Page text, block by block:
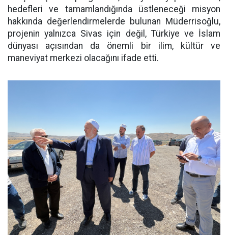
hedefleri ve tamamlandığında üstleneceği misyon
hakkında değerlendirmelerde bulunan Müderrisoğlu,
projenin yalnızca Sivas için değil, Türkiye ve İslam
dünyası açısından da önemli bir ilim, kültür ve
maneviyat merkezi olacağını ifade etti.